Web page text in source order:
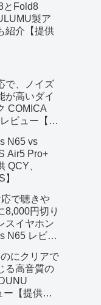
とFold8
製ア
紹介【提供
で、ノイズ
が高いダイ
COMICA
ビュー【提
N65 vs
Air5 Pro+
QCY、
で聴きや
8,000円切り
スイヤホン
N65 レビュ
にクリアで
る高音質の
ー【提供